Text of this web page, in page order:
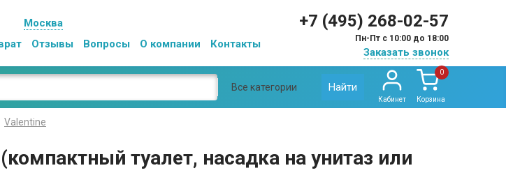
Москва
Отзывы Вопросы О компании Контакты
+7 (495) 268-02-57
Пн-Пт с 10:00 до 18:00
Заказать звонок
Все категории Найти
Кабинет
0
Корзина
Valentine
туалет, насадка на унитаз или